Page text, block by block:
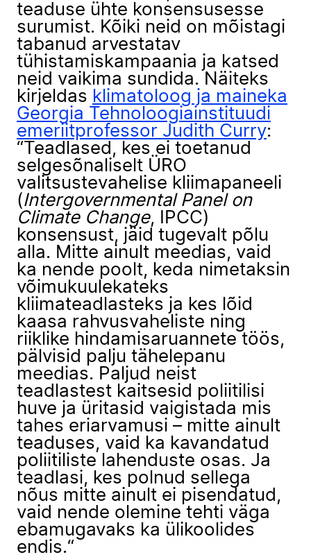
teaduse ühte konsensusesse
surumist. Kõiki neid on mõistagi
tabanud arvestatav
tühistamiskampaania ja katsed
neid vaikima sundida. Näiteks
kirjeldas klimatoloog ja maineka
Georgia Tehnoloogiainstituudi
emeriitprofessor Judith Curry:
“Teadlased, kes ei toetanud
selgesõnaliselt ÜRO
valitsustevahelise kliimapaneeli
(Intergovernmental Panel on
Climate Change, IPCC)
konsensust, jäid tugevalt põlu
alla. Mitte ainult meedias, vaid
ka nende poolt, keda nimetaksin
võimukuulekateks
kliimateadlasteks ja kes lõid
kaasa rahvusvaheliste ning
riiklike hindamisaruannete töös,
pälvisid palju tähelepanu
meedias. Paljud neist
teadlastest kaitsesid poliitilisi
huve ja üritasid vaigistada mis
tahes eriarvamusi – mitte ainult
teaduses, vaid ka kavandatud
poliitiliste lahenduste osas. Ja
teadlasi, kes polnud sellega
nõus mitte ainult ei pisendatud,
vaid nende olemine tehti väga
ebamugavaks ka ülikoolides
endis.“